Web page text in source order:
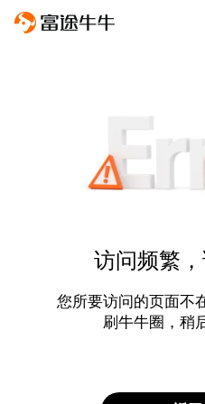
访问频繁
您所要访问的页面不
刷牛牛圈，稍